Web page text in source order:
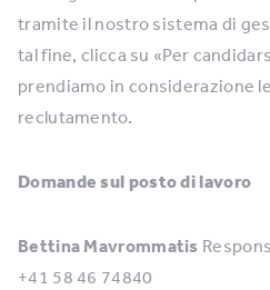
tramite il nostro sistema di
tal fine, clicca su «Per
prendiamo in considerazione
reclutamento.
Domande sul posto di lavoro
Bettina Mavrommatis
+41 58 46 74840